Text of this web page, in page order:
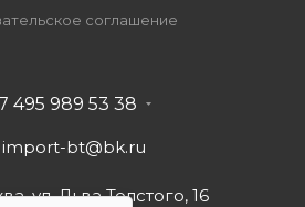
соглашение
495 989 53 38
import-bt@bk.ru
ул. Льва Толстого, 16